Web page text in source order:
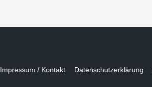
Impressum / Kontakt Datenschutzerklärung